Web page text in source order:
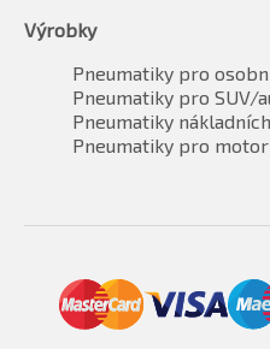
Výrobky
Pneumatiky pro
Pneumatiky pro SUV/
Pneumatiky
Pneumatiky pro